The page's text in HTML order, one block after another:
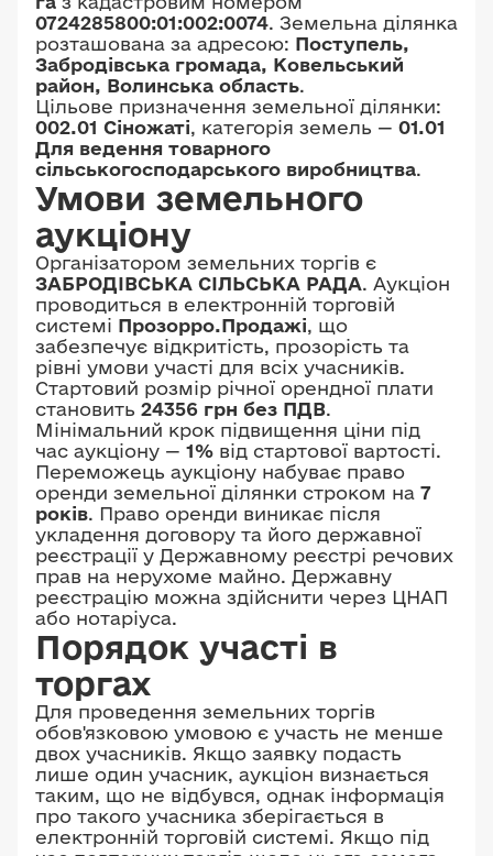
0724285800:01:002:0074. Земельна ділянка
розташована за адресою: Поступель,
Забродівська громада, Ковельський
район, Волинська область.
Цільове призначення земельної ділянки:
002.01 Сіножаті, категорія земель — 01.01
Для ведення товарного
сільськогосподарського виробництва.
Умови земельного
аукціону
Організатором земельних торгів є
ЗАБРОДІВСЬКА СІЛЬСЬКА РАДА. Аукціон
проводиться в електронній торговій
системі Прозорро.Продажі, що
забезпечує відкритість, прозорість та
рівні умови участі для всіх учасників.
Стартовий розмір річної орендної плати
становить 24356 грн без ПДВ.
Мінімальний крок підвищення ціни під
час аукціону — 1% від стартової вартості.
Переможець аукціону набуває право
оренди земельної ділянки строком на 7
років. Право оренди виникає після
укладення договору та його державної
реєстрації у Державному реєстрі речових
прав на нерухоме майно. Державну
реєстрацію можна здійснити через ЦНАП
або нотаріуса.
Порядок участі в
торгах
Для проведення земельних торгів
обов'язковою умовою є участь не менше
двох учасників. Якщо заявку подасть
лише один учасник, аукціон визнається
таким, що не відбувся, однак інформація
про такого учасника зберігається в
електронній торговій системі. Якщо під